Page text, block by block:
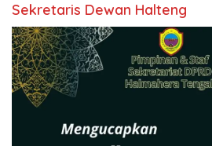
Sekretaris Dewan Halteng